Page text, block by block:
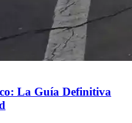
La Guía Definitiva